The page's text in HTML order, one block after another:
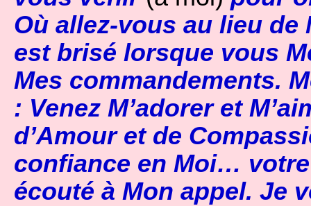
Où allez-vous au lieu
est brisé lorsque vous
Mes commandements.
: Venez M’adorer et
d’Amour et de
confiance en Moi… votre
écouté à Mon appel. Je